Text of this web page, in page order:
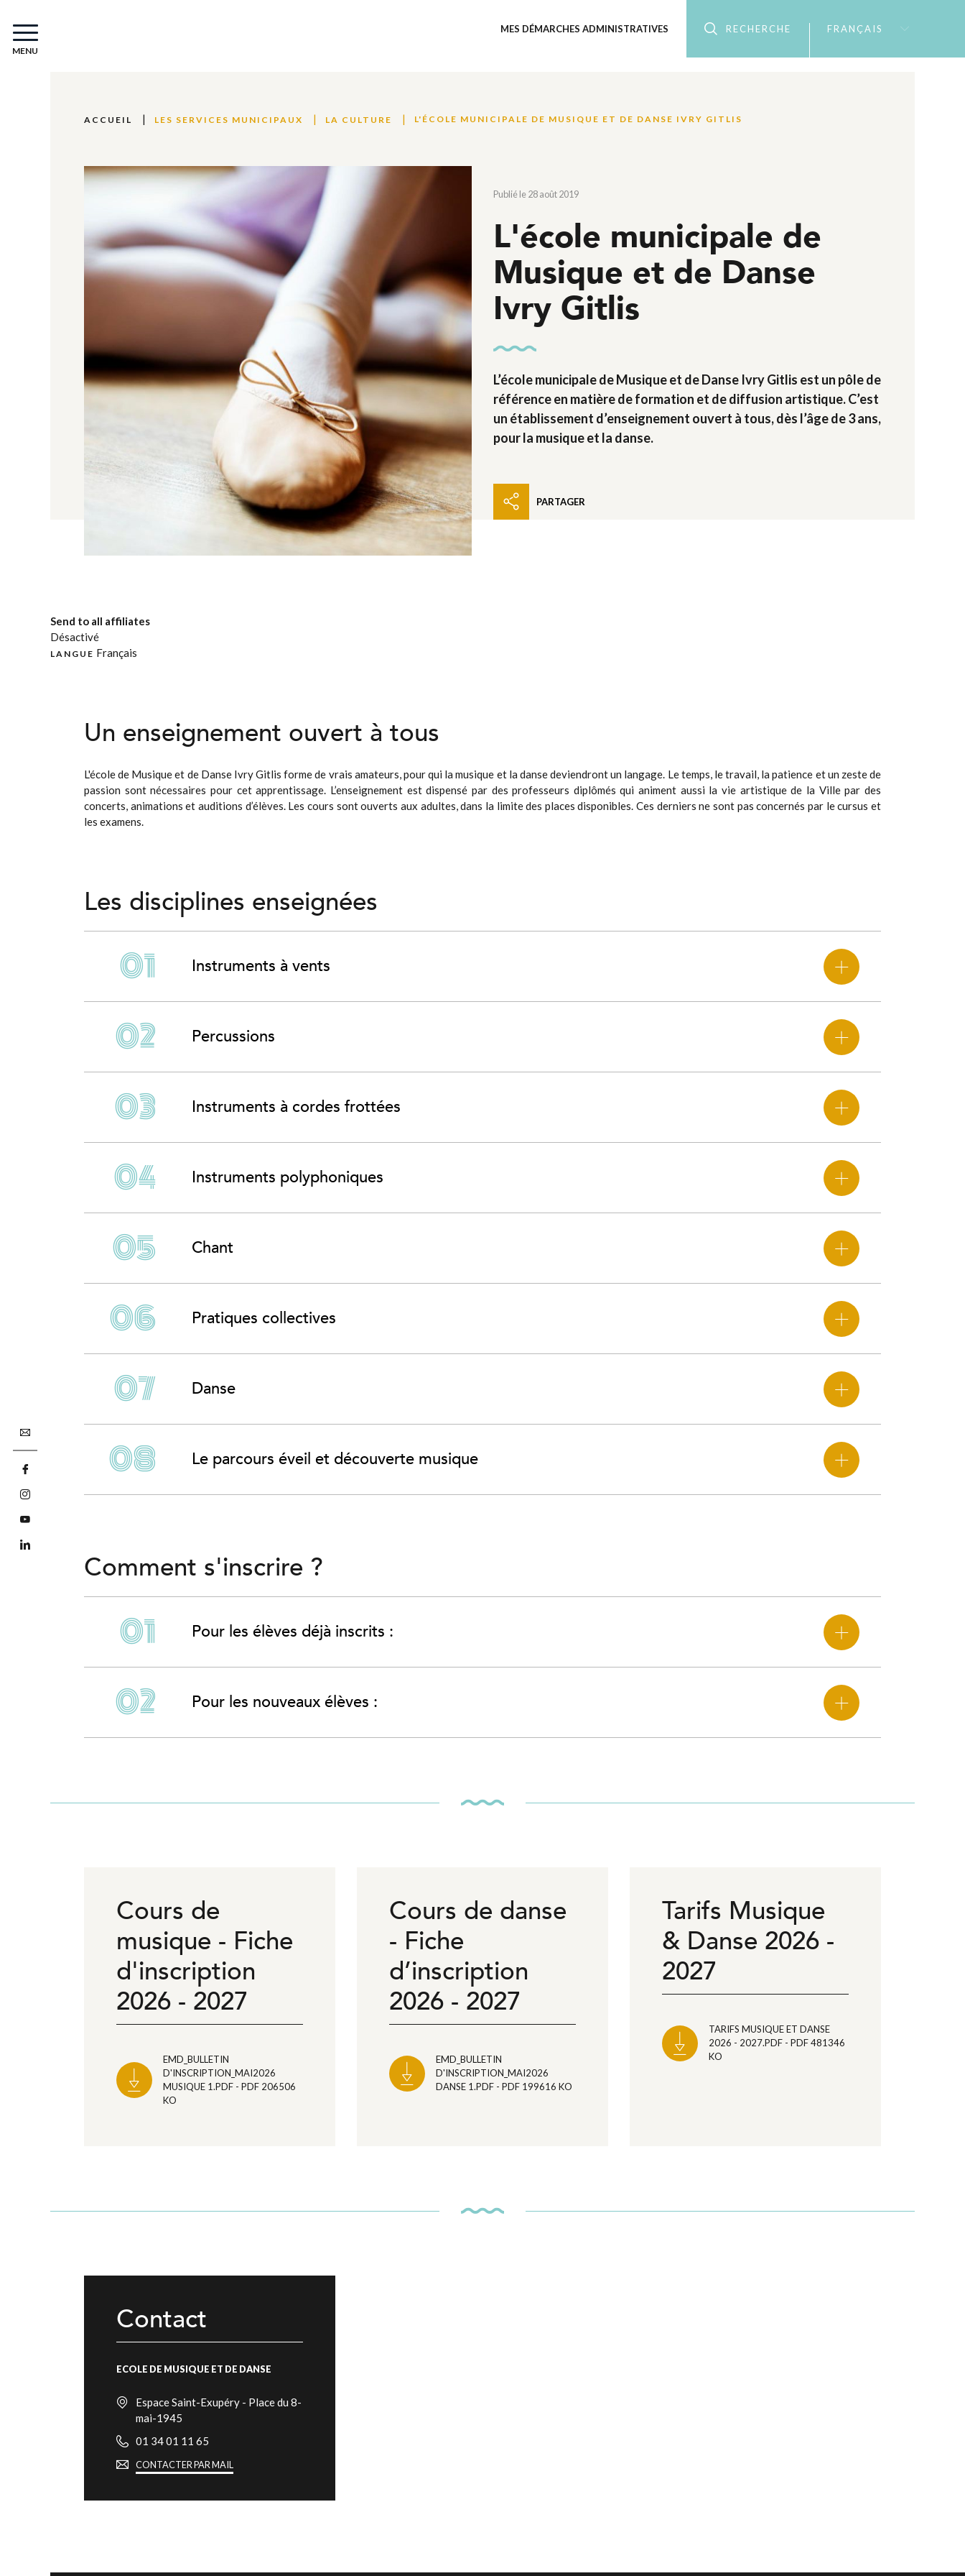
MENU
MES DÉMARCHES ADMINISTRATIVES RECHERCHE FRANÇAIS
ACCUEIL LES SERVICES MUNICIPAUX LA CULTURE L'ÉCOLE MUNICIPALE DE MUSIQUE ET DE DANSE IVRY GITLIS
Publié le 28 août 2019
L'école municipale de
Musique et de Danse
Ivry Gitlis
L’école municipale de Musique et de Danse Ivry Gitlis est un pôle de
référence en matière de formation et de diffusion artistique. C’est
un établissement d’enseignement ouvert à tous, dès l’âge de 3 ans,
pour la musique et la danse.
PARTAGER
Send to all affiliates
Désactivé
LANGUE Français
Un enseignement ouvert à tous
L'école de Musique et de Danse Ivry Gitlis forme de vrais amateurs, pour qui la musique et la danse deviendront un langage. Le temps, le travail, la patience et un zeste de
passion sont nécessaires pour cet apprentissage. L’enseignement est dispensé par des professeurs diplômés qui animent aussi la vie artistique de la Ville par des
concerts, animations et auditions d’élèves. Les cours sont ouverts aux adultes, dans la limite des places disponibles. Ces derniers ne sont pas concernés par le cursus et
les examens.
Les disciplines enseignées
Instruments à vents
Percussions
Instruments à cordes frottées
Instruments polyphoniques
Chant
Pratiques collectives
Danse
Le parcours éveil et découverte musique
Comment s'inscrire ?
Pour les élèves déjà inscrits :
Pour les nouveaux élèves :
Cours de
musique - Fiche
d'inscription
2026 - 2027
EMD_BULLETIN
D'INSCRIPTION_MAI2026
MUSIQUE 1.PDF - PDF 206506
KO
Cours de danse
- Fiche
d’inscription
2026 - 2027
EMD_BULLETIN
D'INSCRIPTION_MAI2026
DANSE 1.PDF - PDF 199616 KO
Tarifs Musique
& Danse 2026 -
2027
TARIFS MUSIQUE ET DANSE
2026 - 2027.PDF - PDF 481346
KO
Contact
ECOLE DE MUSIQUE ET DE DANSE
Espace Saint-Exupéry - Place du 8-
mai-1945
01 34 01 11 65
CONTACTER PAR MAIL